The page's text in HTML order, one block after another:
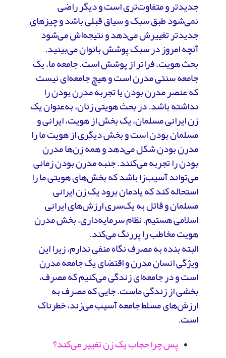
جدیدتر و متفاوت‌تری است و دیگر راضی
نمی‌شود طبق سبک و سیاق قبلی باشد و چیزهای
جدیدتر تغییرش می‌دهد و نتیجه‌اش می‌شود
آنچه امروز در سبک پوشش بانوان می‌بینید.
بحث هویت، فراتر از پوشش است. جامعه ما، یک
جامعه سنتی مدرن است و هیچ جامعه‌ای نیست
که عنصر مدرن بودن یا تجربه مدرن بودن را
نداشته باشد. در بحث هویتی زنان، به‌عنوان یک
زن ایرانی مسلمان، یک بخش از هویت، ایرانی و
مسلمان بودن است و بخش دیگری از هویت ما را
مدرن بودن شکل می‌دهد و همه زن‌ها مدرن
بودن را تجربه می‌کنند. جنبه مدرن بودن زمانی
می‌تواند آسیب‌زا باشد که بخش‌های هویتی ما را
استحاله کند که یادمان برود یک زن ایرانی
مسلمان و قائل به یک‌سری ارزش‌های ایرانی
اسلامی هستیم. نظام سرمایه‌داری، بخش مدرن
هویت مخاطب را پررنگ می‌کند.
البته بنده به مصرف نگاه منفی ندارم، زیرا این
ویژگی انسان مدرن و اقتضای یک جامعه مدرن
است و در جامعه‌ای زندگی می‌کنیم که مصرف،
بخشی از زندگی ماست. جایی که مصرف به
ارزش‌های مسلط جامعه آسیب می‌زند، خطرناک
است.
پس چرا حجاب یک زن تغییر می‌کند؟